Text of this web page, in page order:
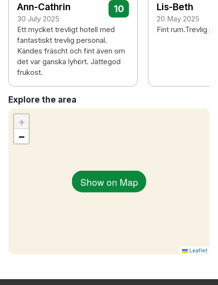
Ann-Cathrin
30 July 2025
10
Ett mycket trevligt hotell med
fantastiskt trevlig personal.
Kändes fräscht och fint även om
det var ganska lyhört. Jättegod
frukost.
Lis-Beth
20 May 2025
Fint rum.Trevlig
Explore the area
Show on Map
+
−
Leaflet